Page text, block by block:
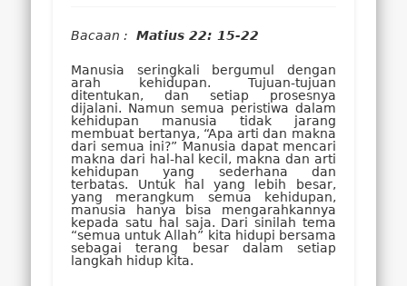
Bacaan : Matius 22: 15-22
Manusia seringkali bergumul dengan
arah kehidupan. Tujuan-tujuan
ditentukan, dan setiap prosesnya
dijalani. Namun semua peristiwa dalam
kehidupan manusia tidak jarang
membuat bertanya, “Apa arti dan makna
dari semua ini?” Manusia dapat mencari
makna dari hal-hal kecil, makna dan arti
kehidupan yang sederhana dan
terbatas. Untuk hal yang lebih besar,
yang merangkum semua kehidupan,
manusia hanya bisa mengarahkannya
kepada satu hal saja. Dari sinilah tema
“semua untuk Allah” kita hidupi bersama
sebagai terang besar dalam setiap
langkah hidup kita.